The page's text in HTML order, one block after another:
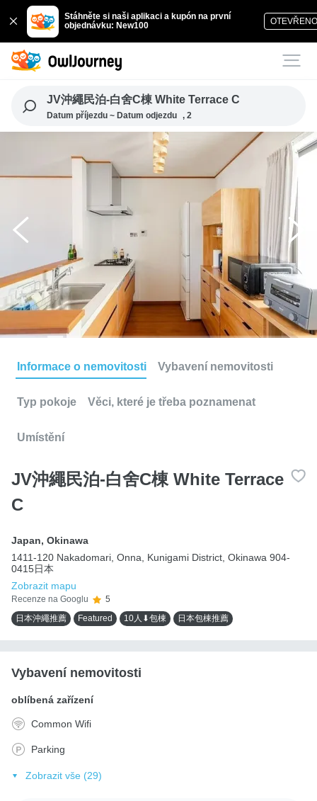
Stáhněte si naši aplikaci a kupón na první
objednávku: New100
JV沖繩民泊-白舍C棟 White Terrace C
Datum příjezdu ~ Datum odjezdu , 2
Informace o nemovitosti Vybavení nemovitosti
Typ pokoje Věci, které je třeba poznamenat
Umístění
JV沖繩民泊-白舍C棟 White Terrace
C
Japan, Okinawa
1411-120 Nakadomari, Onna, Kunigami District, Okinawa 904-
0415日本
Zobrazit mapu
Recenze na Googlu
5
日本沖繩推薦
Featured 10人⬇包棟 日本包棟推薦
Vybavení nemovitosti
oblíbená zařízení
Common Wifi
Parking
Zobrazit vše (29)